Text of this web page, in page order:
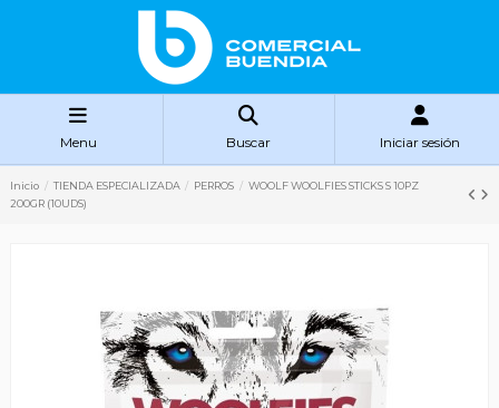
Menu Buscar Iniciar sesión
Inicio TIENDA ESPECIALIZADA PERROS
WOOLF WOOLFIES STICKS S 10PZ
200GR (10UDS)